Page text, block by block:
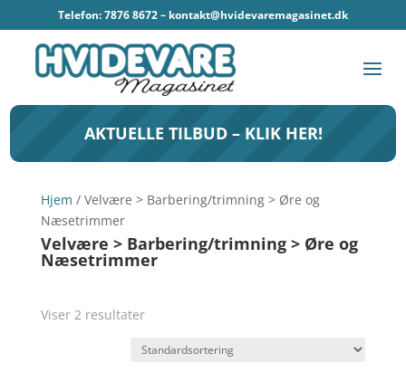
Telefon: 7876 8672 – kontakt@hvidevaremagasinet.dk
AKTUELLE TILBUD – KLIK HER!
Hjem / Velvære > Barbering/trimning > Øre og
Næsetrimmer
Velvære > Barbering/trimning > Øre og
Næsetrimmer
Viser 2 resultater